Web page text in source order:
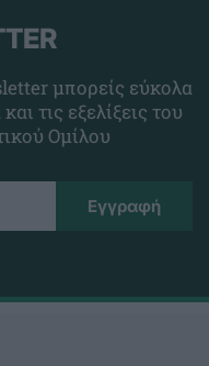
μπορείς εύκολα
τις εξελίξεις του
Ομίλου